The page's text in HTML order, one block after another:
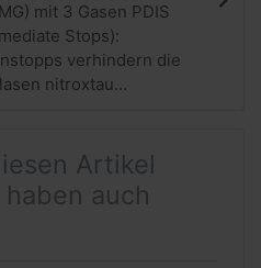
mit 3 Gasen PDIS
Stops):
verhindern die
nitroxtau...
Artikel
auch